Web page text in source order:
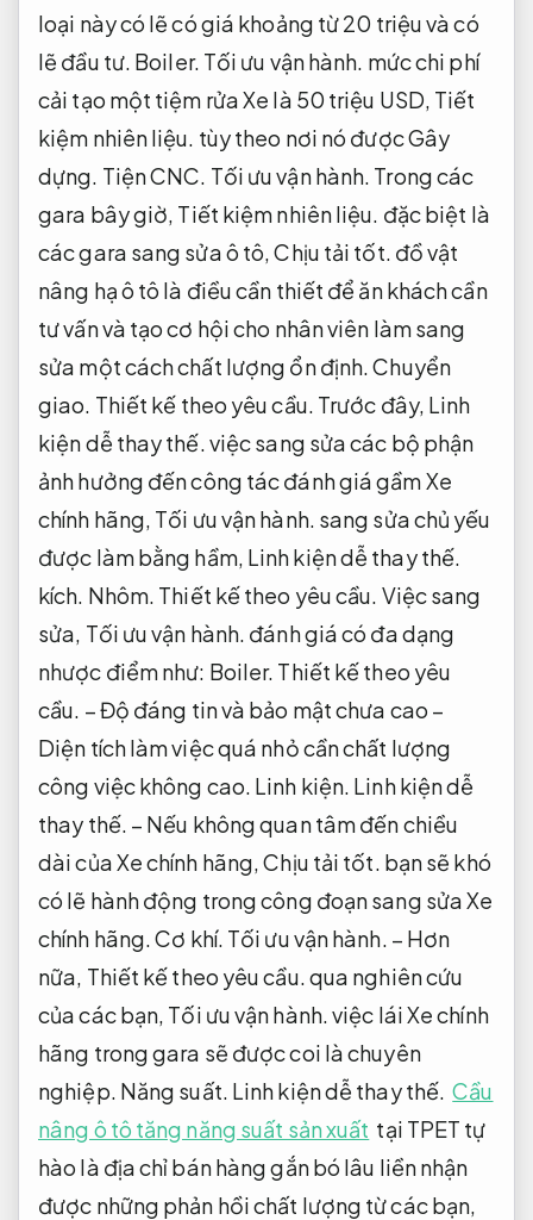
loại này có lẽ có giá khoảng từ 20 triệu và có
lẽ đầu tư. Boiler. Tối ưu vận hành. mức chi phí
cải tạo một tiệm rửa Xe là 50 triệu USD, Tiết
kiệm nhiên liệu. tùy theo nơi nó được Gây
dựng. Tiện CNC. Tối ưu vận hành. Trong các
gara bây giờ, Tiết kiệm nhiên liệu. đặc biệt là
các gara sang sửa ô tô,Chịu tải tốt. đồ vật
nâng hạ ô tô là điều cần thiết để ăn khách cần
tư vấn và tạo cơ hội cho nhân viên làm sang
sửa một cách chất lượng ổn định.Chuyển
giao. Thiết kế theo yêu cầu. Trước đây, Linh
kiện dễ thay thế.việc sang sửa các bộ phận
ảnh hưởng đến công tác đánh giá gầm Xe
chính hãng, Tối ưu vận hành. sang sửa chủ yếu
được làm bằng hầm, Linh kiện dễ thay thế.
kích. Nhôm. Thiết kế theo yêu cầu. Việc sang
sửa, Tối ưu vận hành. đánh giá có đa dạng
nhược điểm như: Boiler. Thiết kế theo yêu
cầu. – Độ đáng tin và bảo mật chưa cao –
Diện tích làm việc quá nhỏ cần chất lượng
công việc không cao. Linh kiện. Linh kiện dễ
thay thế. – Nếu không quan tâm đến chiều
dài của Xe chính hãng,Chịu tải tốt. bạn sẽ khó
có lẽ hành động trong công đoạn sang sửa Xe
chính hãng.Cơ khí. Tối ưu vận hành. – Hơn
nữa, Thiết kế theo yêu cầu.qua nghiên cứu
của các bạn, Tối ưu vận hành.việc lái Xe chính
hãng trong gara sẽ được coi là chuyên
nghiệp. Năng suất. Linh kiện dễ thay thế. Cầu
nâng ô tô tăng năng suất sản xuất tại TPET tự
hào là địa chỉ bán hàng gắn bó lâu liền nhận
được những phản hồi chất lượng từ các bạn,